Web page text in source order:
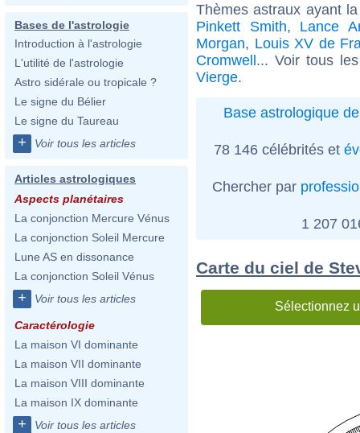
Bases de l'astrologie
Introduction à l'astrologie
L'utilité de l'astrologie
Astro sidérale ou tropicale ?
Le signe du Bélier
Le signe du Taureau
+ Voir tous les articles
Articles astrologiques
Aspects planétaires
La conjonction Mercure Vénus
La conjonction Soleil Mercure
Lune AS en dissonance
La conjonction Soleil Vénus
+ Voir tous les articles
Caractérologie
La maison VI dominante
La maison VII dominante
La maison VIII dominante
La maison IX dominante
+ Voir tous les articles
Thèmes astraux ayant
Pinkett Smith, Lance
Morgan, Louis XV de
Cromwell... Voir tous
Vierge.
Base astrologique
78 146 célébrités et
Chercher par
1 207
Carte du ciel de
Sélectionnez